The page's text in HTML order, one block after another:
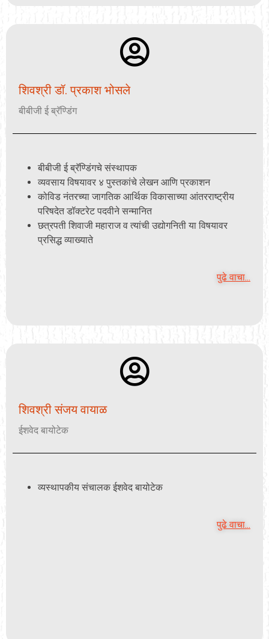
शिवश्री डॉ. प्रकाश भोसले
बीबीजी ई ब्रॅण्डिंग
बीबीजी ई ब्रॅण्डिंगचे संस्थापक
व्यवसाय विषयावर ४ पुस्तकांचे लेखन आणि प्रकाशन
कोविड नंतरच्या जागतिक आर्थिक विकासाच्या आंतरराष्ट्रीय
परिषदेत डॉक्टरेट पदवीने सन्मानित
छत्रपती शिवाजी महाराज व त्यांची उद्योगनिती या विषयावर
प्रसिद्ध व्याख्याते
पुढे वाचा...
शिवश्री संजय वायाळ
ईशवेद बायोटेक
व्यस्थापकीय संचालक ईशवेद बायोटेक
पुढे वाचा...